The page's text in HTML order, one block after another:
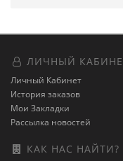
ЛИЧНЫЙ
Личный Кабинет
История заказов
Мои Закладки
Рассылка новостей
КАК НАС НАЙТИ?